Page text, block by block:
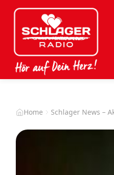
Home Schlager News –